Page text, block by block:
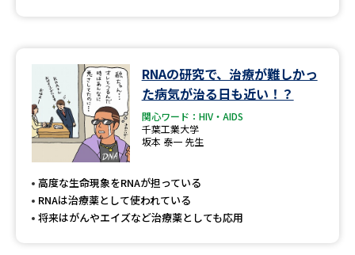
RNAの研究で、治療が難しかっ
た病気が治る日も近い！？
関心ワード：HIV・AIDS
千葉工業大学
坂本 泰一 先生
高度な生命現象をRNAが担っている
RNAは治療薬として使われている
将来はがんやエイズなど治療薬としても応用